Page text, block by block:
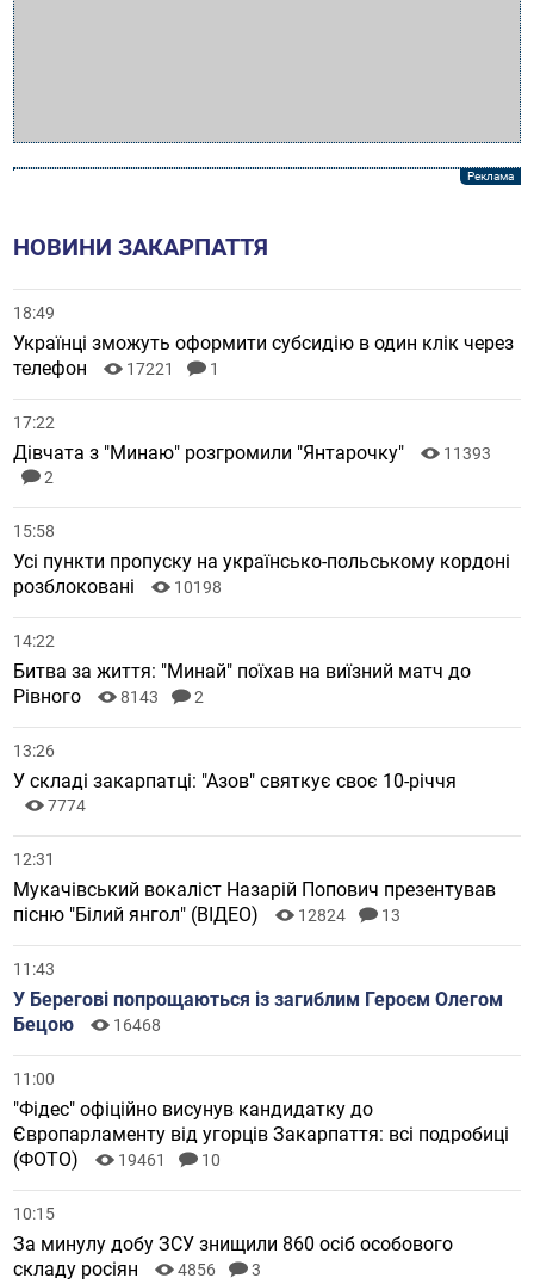
НОВИНИ ЗАКАРПАТТЯ
18:49
Українці зможуть оформити субсидію в один клік через
телефон
17221 1
17:22
Дівчата з "Минаю" розгромили "Янтарочку"
11393
2
15:58
Усі пункти пропуску на українсько-польському кордоні
розблоковані
10198
14:22
Битва за життя: "Минай" поїхав на виїзний матч до
Рівного
8143 2
13:26
У складі закарпатці: "Азов" святкує своє 10-річчя
7774
12:31
Мукачівський вокаліст Назарій Попович презентував
пісню "Білий янгол" (ВІДЕО)
12824 13
11:43
У Берегові попрощаються із загиблим Героєм Олегом
Бецою
16468
11:00
"Фідес" офіційно висунув кандидатку до
Європарламенту від угорців Закарпаття: всі подробиці
(ФОТО)
19461 10
10:15
За минулу добу ЗСУ знищили 860 осіб особового
складу росіян
4856 3